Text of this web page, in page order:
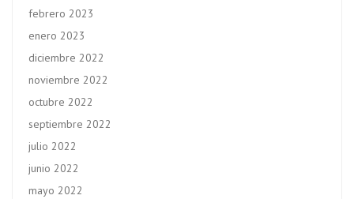
febrero 2023
enero 2023
diciembre 2022
noviembre 2022
octubre 2022
septiembre 2022
julio 2022
junio 2022
mayo 2022